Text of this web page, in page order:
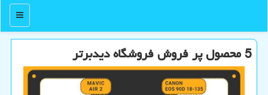
منو
5 محصول پر فروش فروشگاه دیدبرتر